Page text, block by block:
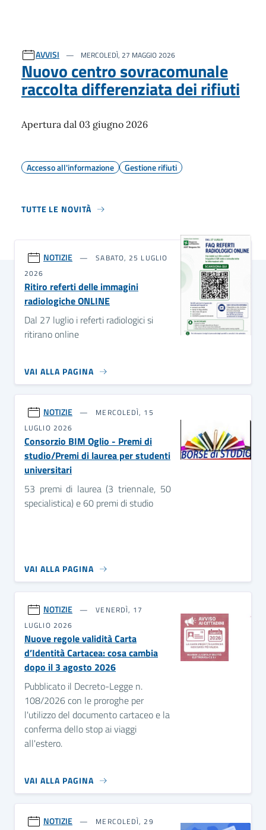
AVVISI MERCOLEDÌ, 27 MAGGIO 2026
Nuovo centro sovracomunale
raccolta differenziata dei rifiuti
Apertura dal 03 giugno 2026
Accesso all'informazione Gestione rifiuti
TUTTE LE NOVITÀ
NOTIZIE
SABATO, 25 LUGLIO
2026
Ritiro referti delle immagini
radiologiche ONLINE
Dal 27 luglio i referti radiologici si
ritirano online
VAI ALLA PAGINA
NOTIZIE
MERCOLEDÌ, 15
LUGLIO 2026
Consorzio BIM Oglio - Premi di
studio/Premi di laurea per studenti
universitari
53 premi di laurea (3 triennale, 50
specialistica) e 60 premi di studio
VAI ALLA PAGINA
NOTIZIE
VENERDÌ, 17
LUGLIO 2026
Nuove regole validità Carta
d’Identità Cartacea: cosa cambia
dopo il 3 agosto 2026
Pubblicato il Decreto-Legge n.
108/2026 con le proroghe per
l'utilizzo del documento cartaceo e la
conferma dello stop ai viaggi
all'estero.
VAI ALLA PAGINA
NOTIZIE
MERCOLEDÌ, 29